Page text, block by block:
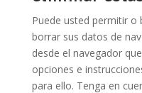
Puede usted permitir o
borrar sus datos de
desde el navegador
opciones e
para ello. Tenga en